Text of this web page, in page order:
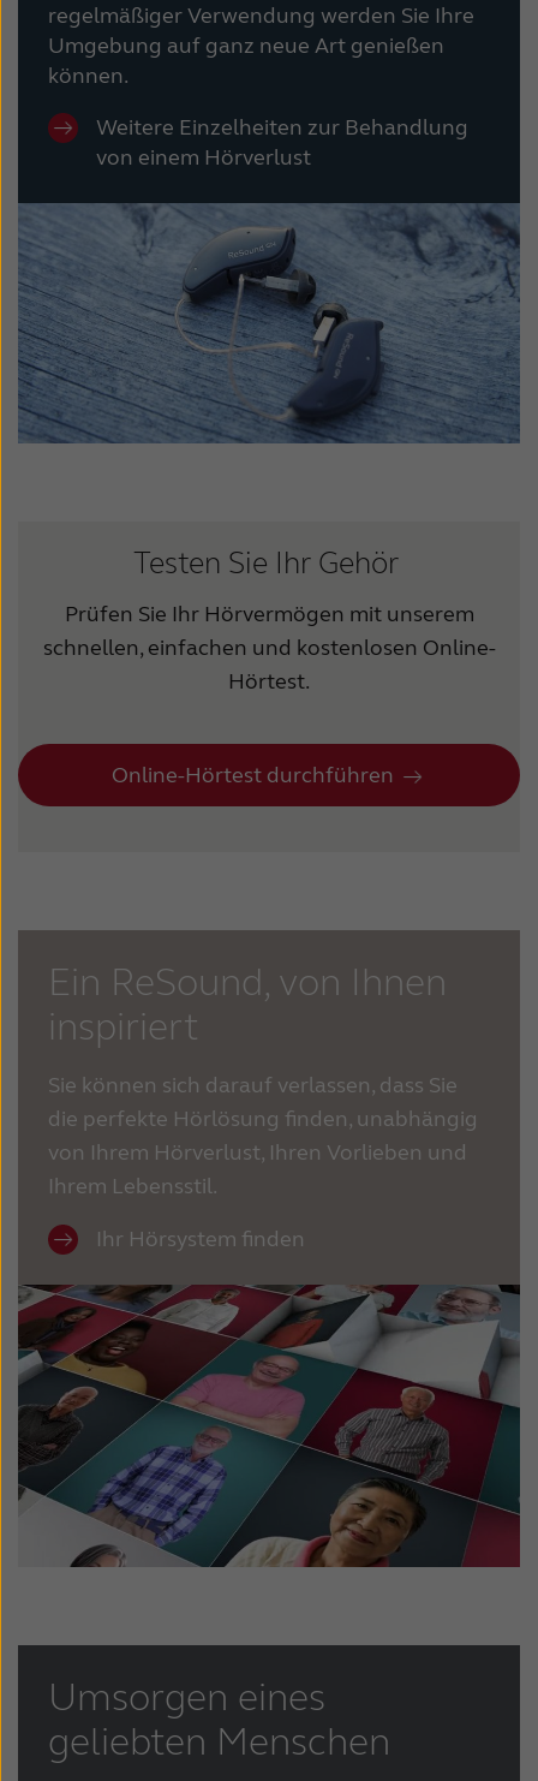
regelmäßiger Verwendung werden Sie Ihre
Umgebung auf ganz neue Art genießen
können.
Weitere Einzelheiten zur Behandlung
von einem Hörverlust
Testen Sie Ihr Gehör
Prüfen Sie Ihr Hörvermögen mit unserem
schnellen, einfachen und kostenlosen Online-
Hörtest.
Online-Hörtest durchführen
Ein ReSound, von Ihnen
inspiriert
Sie können sich darauf verlassen, dass Sie
die perfekte Hörlösung finden, unabhängig
von Ihrem Hörverlust, Ihren Vorlieben und
Ihrem Lebensstil.
Ihr Hörsystem finden
Umsorgen eines
geliebten Menschen